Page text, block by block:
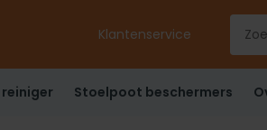
Klantenservice
Stoelpoot beschermers